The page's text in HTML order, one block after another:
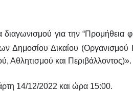
για την “Προμήθεια
Δικαίου (Οργανισμού
Αθλητισμού και Περιβάλλοντος)».
14/12/2022 και ώρα 15:00.